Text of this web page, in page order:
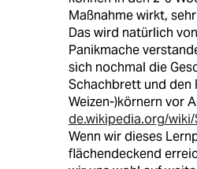
Maßnahme wirkt,
Das wird natürlich
Panikmache
sich nochmal die
Schachbrett und den
Weizen-)körnern vor
de.wikipedia.org/wiki/
Wenn wir dieses
flächendeckend